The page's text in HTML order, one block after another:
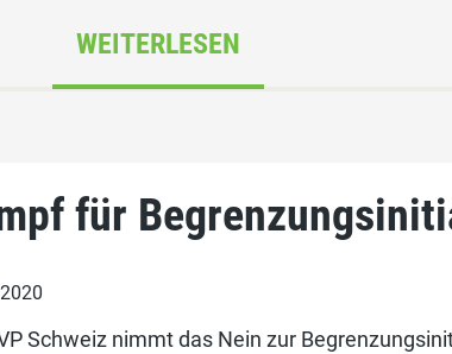
WEITERLESEN
für
Schweiz nimmt das Nein zur